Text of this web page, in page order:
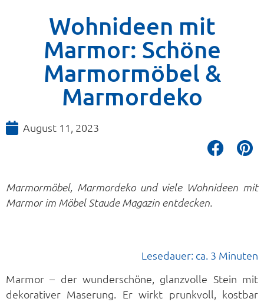
Wohnideen mit
Marmor: Schöne
Marmormöbel &
Marmordeko
August 11, 2023
Marmormöbel, Marmordeko und viele Wohnideen mit
Marmor im Möbel Staude Magazin entdecken.
Lesedauer: ca. 3 Minuten
Marmor – der wunderschöne, glanzvolle Stein mit
dekorativer Maserung. Er wirkt prunkvoll, kostbar